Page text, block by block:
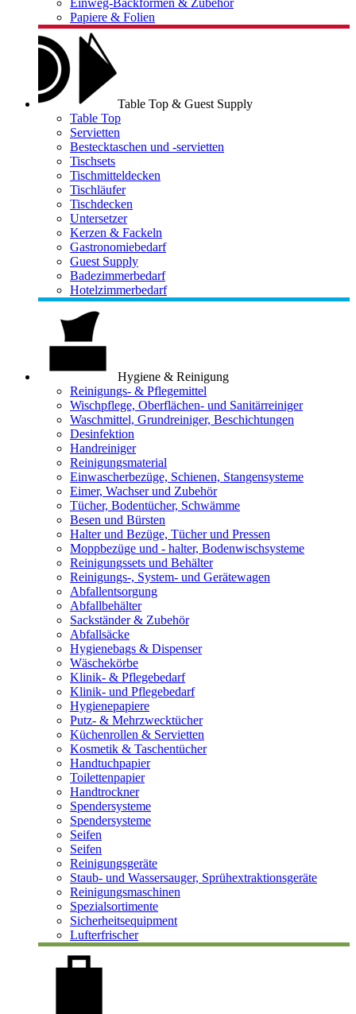
Einweg-Backformen & Zubehör
Papiere & Folien
Table Top & Guest Supply
Table Top
Servietten
Bestecktaschen und -servietten
Tischsets
Tischmitteldecken
Tischläufer
Tischdecken
Untersetzer
Kerzen & Fackeln
Gastronomiebedarf
Guest Supply
Badezimmerbedarf
Hotelzimmerbedarf
Hygiene & Reinigung
Reinigungs- & Pflegemittel
Wischpflege, Oberflächen- und Sanitärreiniger
Waschmittel, Grundreiniger, Beschichtungen
Desinfektion
Handreiniger
Reinigungsmaterial
Einwascherbezüge, Schienen, Stangensysteme
Eimer, Wachser und Zubehör
Tücher, Bodentücher, Schwämme
Besen und Bürsten
Halter und Bezüge, Tücher und Pressen
Moppbezüge und - halter, Bodenwischsysteme
Reinigungssets und Behälter
Reinigungs-, System- und Gerätewagen
Abfallentsorgung
Abfallbehälter
Sackständer & Zubehör
Abfallsäcke
Hygienebags & Dispenser
Wäschekörbe
Klinik- & Pflegebedarf
Klinik- und Pflegebedarf
Hygienepapiere
Putz- & Mehrzwecktücher
Küchenrollen & Servietten
Kosmetik & Taschentücher
Handtuchpapier
Toilettenpapier
Handtrockner
Spendersysteme
Spendersysteme
Seifen
Seifen
Reinigungsgeräte
Staub- und Wassersauger, Sprühextraktionsgeräte
Reinigungsmaschinen
Spezialsortimente
Sicherheitsequipment
Lufterfrischer